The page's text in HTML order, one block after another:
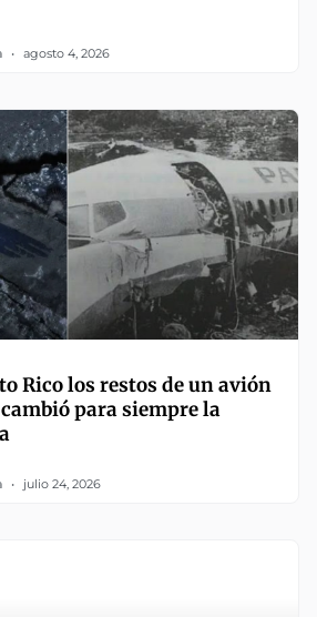
agosto 4, 2026
Rico los restos de un avión
para siempre la
julio 24, 2026